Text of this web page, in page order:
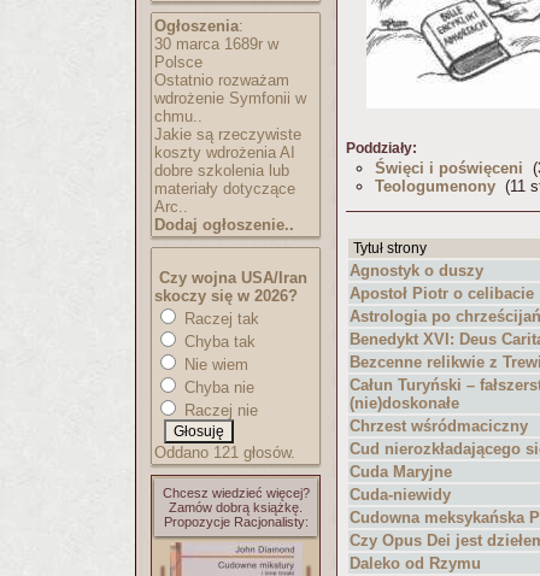
Ogłoszenia:
30 marca 1689r w
Polsce
Ostatnio rozważam
wdrożenie Symfonii w
chmu..
Jakie są rzeczywiste
koszty wdrożenia AI
dobre szkolenia lub
materiały dotyczące
Arc..
Dodaj ogłoszenie..
Czy wojna USA/Iran
skoczy się w 2026?
Raczej tak
Chyba tak
Nie wiem
Chyba nie
Raczej nie
Oddano 121 głosów.
Chcesz wiedzieć więcej?
Zamów dobrą książkę.
Propozycje Racjonalisty:
Poddziały:
Święci i poświęceni
Teologumenony (11
Tytuł strony
Agnostyk o duszy
Apostoł Piotr o celibacie
Astrologia po
Benedykt XVI: Deus
Bezcenne relikwie z
Całun Turyński –
(nie)doskonałe
Chrzest wśródmaciczny
Cud nierozkładającego
Cuda Maryjne
Cuda-niewidy
Cudowna meksykańska
Czy Opus Dei jest
Daleko od Rzymu